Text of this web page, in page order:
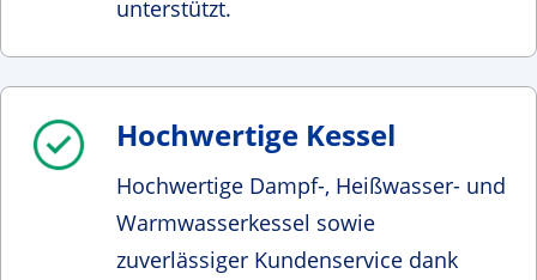
unterstützt.
Hochwertige Kessel
Hochwertige Dampf-, Heißwasser- und
Warmwasserkessel sowie
zuverlässiger Kundenservice dank